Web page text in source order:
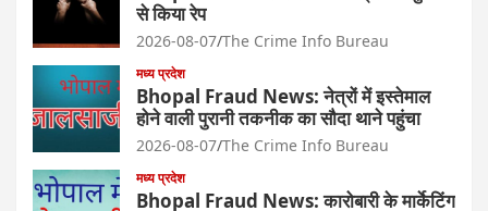
से किया रेप
2026-08-07 The Crime Info Bureau
मध्य प्रदेश
Bhopal Fraud News: नेत्रों में इस्तेमाल
होने वाली पुरानी तकनीक का सौदा थाने पहुंचा
2026-08-07 The Crime Info Bureau
मध्य प्रदेश
Bhopal Fraud News: कारोबारी के मार्केटिंग